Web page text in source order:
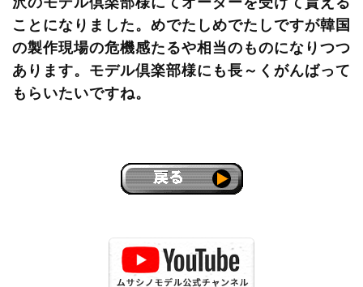
ことになりました。めでたしめでたしですが韓国
の製作現場の危機感たるや相当のものになりつつ
あります。モデル倶楽部様にも長～くがんばって
もらいたいですね。